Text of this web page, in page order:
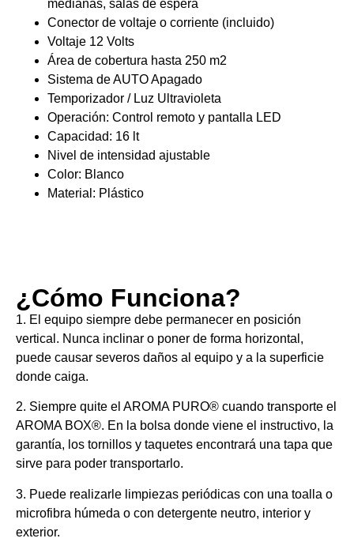
medianas, salas de espera
Conector de voltaje o corriente (incluido)
Voltaje 12 Volts
Área de cobertura hasta 250 m2
Sistema de AUTO Apagado
Temporizador / Luz Ultravioleta
Operación: Control remoto y pantalla LED
Capacidad: 16 lt
Nivel de intensidad ajustable
Color: Blanco
Material: Plástico
¿Cómo Funciona?
1. El equipo siempre debe permanecer en posición
vertical. Nunca inclinar o poner de forma horizontal,
puede causar severos daños al equipo y a la superficie
donde caiga.
2. Siempre quite el AROMA PURO® cuando transporte el
AROMA BOX®. En la bolsa donde viene el instructivo, la
garantía, los tornillos y taquetes encontrará una tapa que
sirve para poder transportarlo.
3. Puede realizarle limpiezas periódicas con una toalla o
microfibra húmeda o con detergente neutro, interior y
exterior.